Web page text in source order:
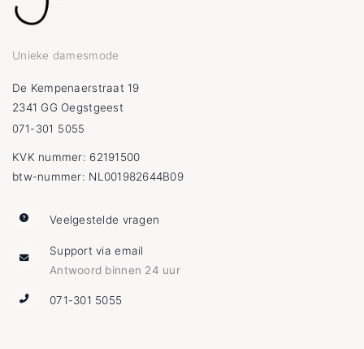
Unieke damesmode
De Kempenaerstraat 19
2341 GG Oegstgeest
071-301 5055
KVK nummer: 62191500
btw-nummer: NL001982644B09
Veelgestelde vragen
Support via email
Antwoord binnen 24 uur
071-301 5055